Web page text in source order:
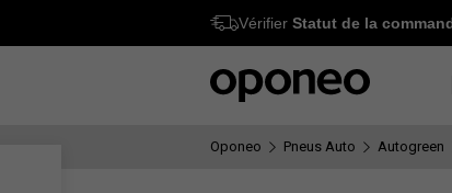
Ctrl M
Vérifier Statut de la
Oponeo Pneus Auto Autogreen